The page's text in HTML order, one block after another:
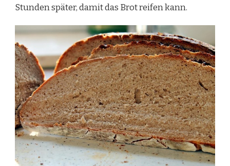
Stunden später, damit das Brot reifen kann.